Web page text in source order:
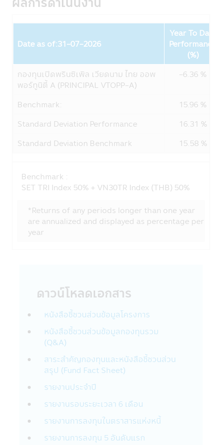
บริษัทหลักทรัพย์จัดการกองทุน ซีไอเอ็มบี-พริน
เป็นส่วนตัวของบริษัทนั้น มีเพื่อให้ท่านมั่นใจยาม
ที่ท่านให้ข้อมูลกับบริษัทฯ โดยลูกค้ามีสิทธิที่จะ
เปิดเผยหรือไม่เปิดเผยข้อมูลของท่านได้
รูปแบบข้อมูล
ข้อมูลที่ทางบริษัทฯ เก็บนั้นจัดทำเพื่อให้บริษัทฯ
สามารถให้บริการสินค้าทางการเงินแก่ลูกค้า ซึ่ง
ข้อมูลประกอบด้วย ชื่อ, ที่อยู่, วันเกิด, ข้อมูล
จากใบสมัครเปิดบัญชีและข้อมูลของท่านเพื่อใช้
ผ่านระบบออนไลน์หรือโทรศัพท์ เพื่อที่บริษัทฯจะ
ได้จัดเตรียมสินค้าและบริการที่ดียิ่งขึ้นทีเหมาะ
การใช้รหัสผ่าน
ความรับผิดชอบในการเก็บดูแลรหัสผ่านนั้นเป็น
ของรหัสผ่าน
การใช้และการเปิดเผย
บริษัทอาจเปิดเผยข้อมูลส่วนบุคคลของท่านหรือ
ข้อมูลอื่นๆ เกี่ยวกับท่านให้กับผู้อื่นในรูปแบบ
ต่างๆ ตามที่ระบุไว้ในส่วนนี้ของนโยบายความ
เป็นส่วนตัว
บริษัทฯ อาจจะใช้ข้อมูลส่วนบุคคลหรือข้อมูล
อื่นๆของท่าน ด้วยเหตุผลต่อไปนี้:
และ Principal Financial Group :
บริษัทฯอาจเปิดเผยข้อมูลส่วนบุคคลของท่านใน
Financial Group เช่น
Date as of:31-07-2026
Year To Date
Performance
(%)
กองทุนเปิดพรินซิเพิล เวียดนาม ไทย ออพ
พอร์ทูนิตี้ A (PRINCIPAL VTOPP-A)
-6.36 %
Benchmark:
15.96 %
Standard Deviation Performance
16.31 %
Standard Deviation Benchmark
15.58 %
Benchmark :
SET TRI Index 50% + VN30TR Index (THB) 50%
*Returns of any periods longer than one year
are annualized and displayed as percentage per
year
ดาวน์โหลดเอกสาร
หนังสือชี้ชวนส่วนข้อมูลโครงการ
หนังสือชี้ชวนส่วนข้อมูลกองทุนรวม
(Q&A)
สาระสำคัญกองทุนและหนังสือชี้ชวนส่วน
สรุป (Fund Fact Sheet)
รายงานประจำปี
รายงานรอบระยะเวลา 6 เดือน
รายงานการลงทุนในตราสารแห่งหนี้
รายงานการลงทุน 5 อันดับแรก